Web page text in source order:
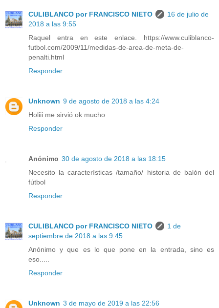
CULIBLANCO por FRANCISCO NIETO
16 de julio de
2018 a las 9:55
Raquel entra en este enlace. https://www.culiblanco-
futbol.com/2009/11/medidas-de-area-de-meta-de-
penalti.html
Responder
Unknown 9 de agosto de 2018 a las 4:24
Holiii me sirvió ok mucho
Responder
Anónimo 30 de agosto de 2018 a las 18:15
Necesito la características /tamaño/ historia de balón del
fútbol
Responder
CULIBLANCO por FRANCISCO NIETO
1 de
septiembre de 2018 a las 9:45
Anónimo y que es lo que pone en la entrada, sino es
eso.....
Responder
Unknown 3 de mayo de 2019 a las 22:56